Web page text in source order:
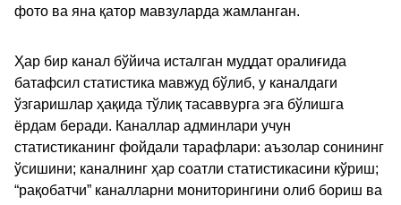
фото ва яна қатор мавзуларда жамланган.
Ҳар бир канал бўйича исталган муддат оралиғида
батафсил статистика мавжуд бўлиб, у каналдаги
ўзгаришлар ҳақида тўлиқ тасаввурга эга бўлишга
ёрдам беради. Каналлар админлари учун
статистиканинг фойдали тарафлари: аъзолар сонининг
ўсишини; каналнинг ҳар соатли статистикасини кўриш;
“рақобатчи” каналларни мониторингини олиб бориш ва